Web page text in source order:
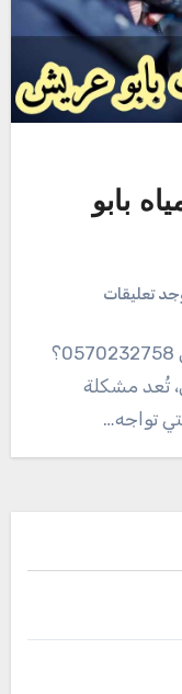
بابو
تعليقات
شركة كشف تسربات المياه بابو عريش 0570232758؟
تُعد مشكلة
تواجه…